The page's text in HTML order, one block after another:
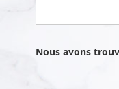
Nous avons